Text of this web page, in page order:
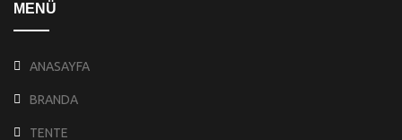
MENÜ
ANASAYFA
BRANDA
TENTE